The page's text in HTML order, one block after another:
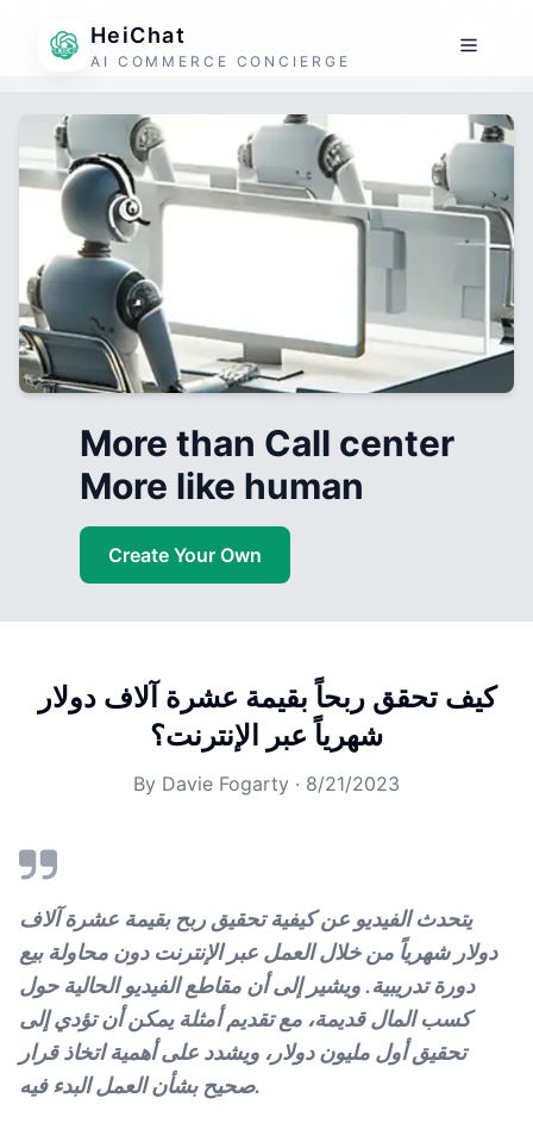
HeiChat
AI COMMERCE CONCIERGE
More than Call center
More like human
Create Your Own
كيف تحقق ربحاً بقيمة عشرة آلاف دولار
شهرياً عبر الإنترنت؟
By Davie Fogarty · 8/21/2023
يتحدث الفيديو عن كيفية تحقيق ربح بقيمة عشرة آلاف
دولار شهرياً من خلال العمل عبر الإنترنت دون محاولة بيع
دورة تدريبية. ويشير إلى أن مقاطع الفيديو الحالية حول
كسب المال قديمة، مع تقديم أمثلة يمكن أن تؤدي إلى
تحقيق أول مليون دولار، ويشدد على أهمية اتخاذ قرار
صحيح بشأن العمل البدء فيه.